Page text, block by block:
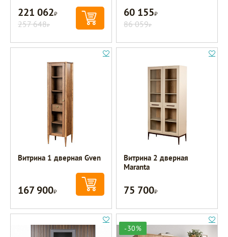
221 062Р
257 648Р
60 155Р
86 059Р
Витрина 1 дверная Gven
167 900Р
Витрина 2 дверная
Maranta
75 700Р
-30%